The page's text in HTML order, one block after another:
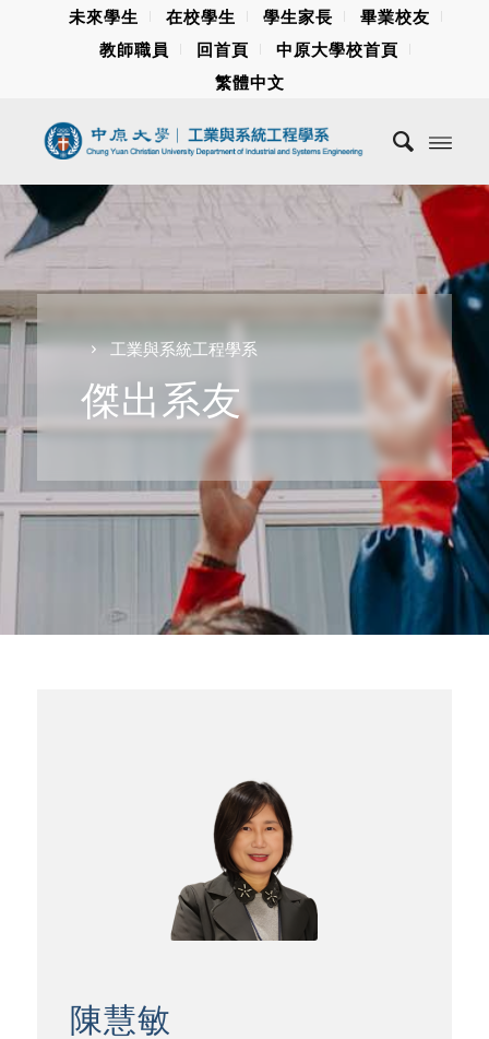
未來學生 在校學生 學生家長
畢業校友
教師職員
回首頁
中原大學校首頁
繁體中文
工業與系統工程學系
傑出系友
陳慧敏